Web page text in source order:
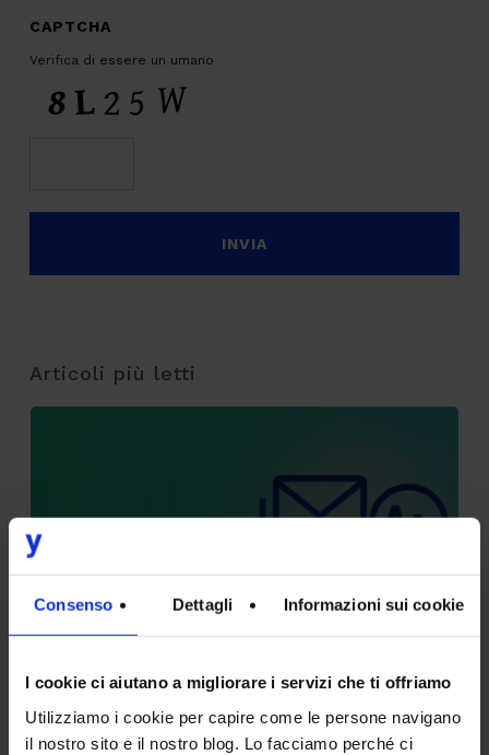
Consenso Dettagli Informazioni sui cookie
I cookie ci aiutano a migliorare i servizi che ti offriamo
Utilizziamo i cookie per capire come le persone navigano
il nostro sito e il nostro blog. Lo facciamo perché ci
CAPTCHA
Verifica di essere un umano
Articoli più letti
Camerun connessi con il Talent Accelerator
Program